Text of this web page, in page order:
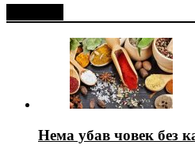
Нема убав човек без